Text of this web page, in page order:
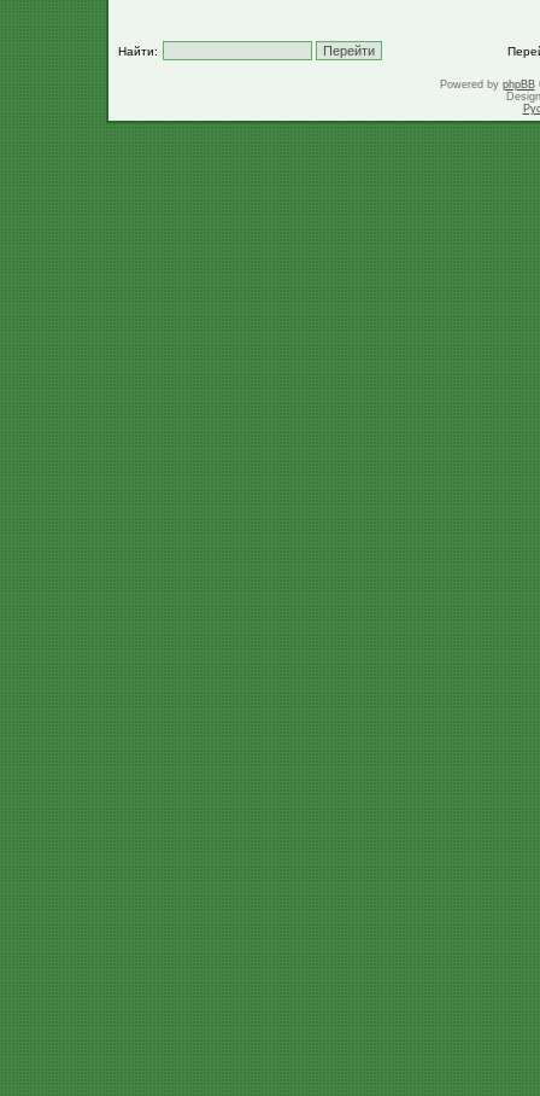
Найти:
Powered by phpBB